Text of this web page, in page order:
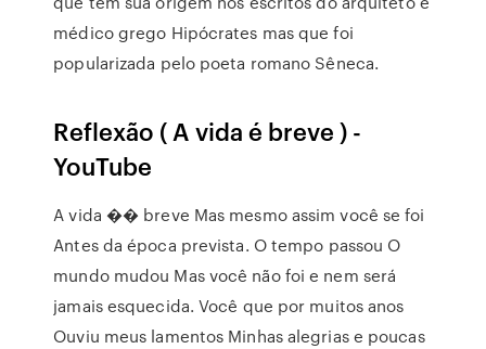
médico grego Hipócrates mas que foi
popularizada pelo poeta romano Sêneca.
Reflexão ( A vida é breve ) -
YouTube
A vida �� breve Mas mesmo assim você se foi
Antes da época prevista. O tempo passou O
mundo mudou Mas você não foi e nem será
jamais esquecida. Você que por muitos anos
Ouviu meus lamentos Minhas alegrias e poucas